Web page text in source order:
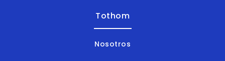
Tothom
Nosotros